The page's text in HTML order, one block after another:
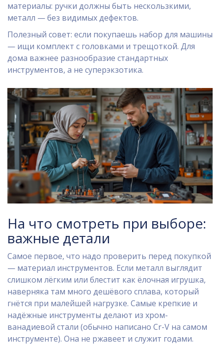
материалы: ручки должны быть нескользкими,
металл — без видимых дефектов.
Полезный совет: если покупаешь набор для машины
— ищи комплект с головками и трещоткой. Для
дома важнее разнообразие стандартных
инструментов, а не суперэкзотика.
На что смотреть при выборе:
важные детали
Самое первое, что надо проверить перед покупкой
— материал инструментов. Если металл выглядит
слишком лёгким или блестит как ёлочная игрушка,
наверняка там много дешёвого сплава, который
гнётся при малейшей нагрузке. Самые крепкие и
надёжные инструменты делают из хром-
ванадиевой стали (обычно написано Cr-V на самом
инструменте). Она не ржавеет и служит годами.